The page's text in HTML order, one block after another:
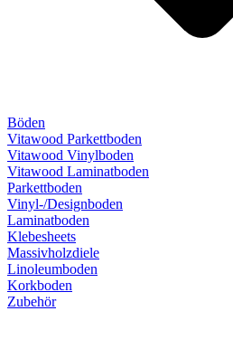
Böden
Vitawood Parkettboden
Vitawood Vinylboden
Vitawood Laminatboden
Parkettboden
Vinyl-/Designboden
Laminatboden
Klebesheets
Massivholzdiele
Linoleumboden
Korkboden
Zubehör